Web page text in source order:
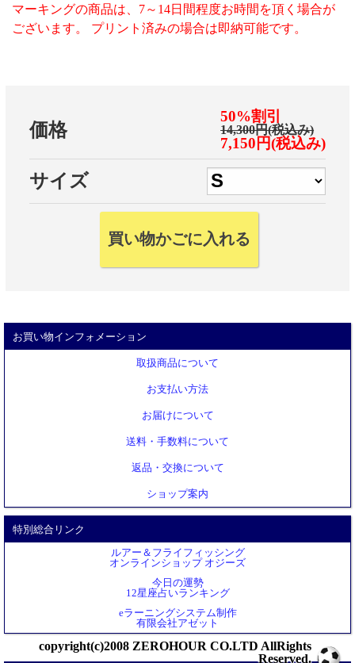
マーキングの商品は、7～14日間程度お時間を頂く場合が
ございます。 プリント済みの場合は即納可能です。
価格
50%割引
14,300円(税込み)
7,150円(税込み)
サイズ
お買い物インフォメーション
取扱商品について
お支払い方法
お届けについて
送料・手数料について
返品・交換について
ショップ案内
特別総合リンク
ルアー＆フライフィッシング
オンラインショップ オジーズ
今日の運勢
12星座占いランキング
eラーニングシステム制作
有限会社アゼット
copyright(c)2008 ZEROHOUR CO.LTD AllRights
Reserved.